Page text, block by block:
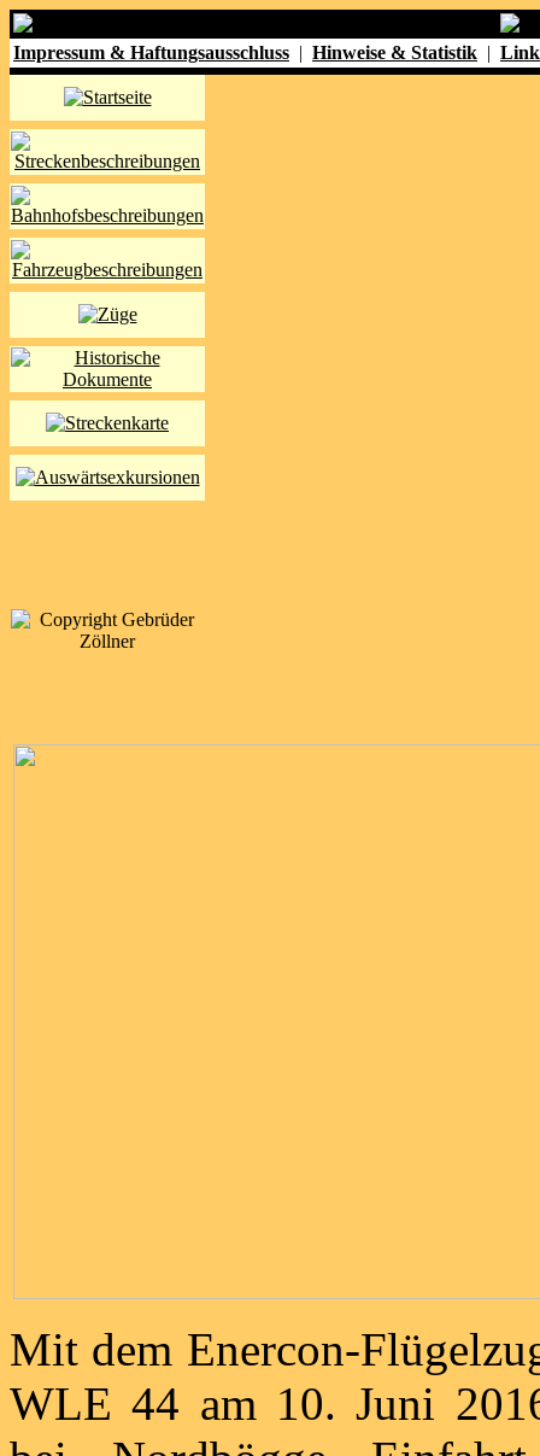
Impressum & Haftungsausschluss | Hinweise & Statistik |
Mit dem Enercon-
WLE 44 am 10. Juni